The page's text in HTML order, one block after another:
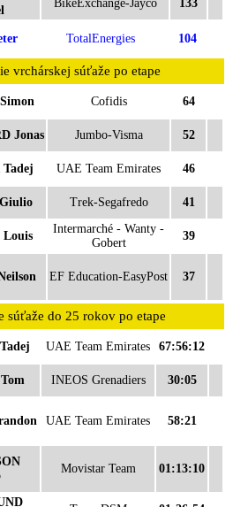
BikeExchange-Jayco 133
TotalEnergies 104
vrchárskej súťaže po etape
Cofidis 64
Jonas Jumbo-Visma 52
UAE Team Emirates 46
Trek-Segafredo 41
Louis
Intermarché - Wanty -
Gobert
39
EF Education-EasyPost 37
súťaže do 25 rokov po etape
UAE Team Emirates 67:56:12
INEOS Grenadiers 30:05
UAE Team Emirates 58:21
Movistar Team 01:13:10